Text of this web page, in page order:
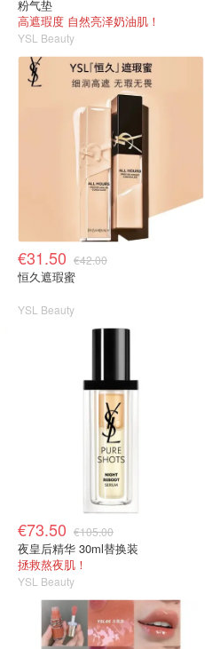
粉气垫
高遮瑕度 自然亮泽奶油肌！
YSL Beauty
€31.50 €42.00
恒久遮瑕蜜
YSL Beauty
€73.50 €105.00
夜皇后精华 30ml替换装
拯救熬夜肌！
YSL Beauty